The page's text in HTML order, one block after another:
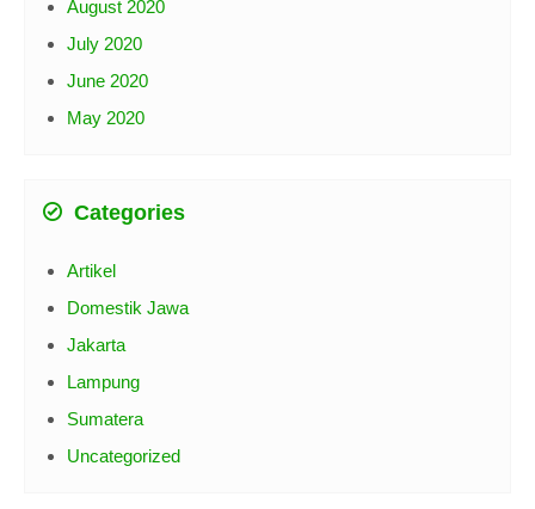
August 2020
July 2020
June 2020
May 2020
Categories
Artikel
Domestik Jawa
Jakarta
Lampung
Sumatera
Uncategorized